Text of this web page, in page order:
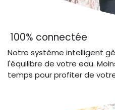
100% connectée
Notre système intelligent
l'équilibre de votre eau.
temps pour profiter de